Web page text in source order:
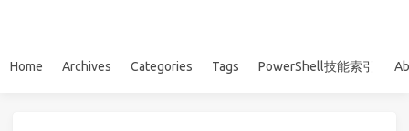
Home Archives Categories Tags PowerShell技能索引